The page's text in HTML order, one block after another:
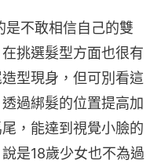
不敢相信自己的雙
挑選髮型方面也很有
型現身，但可別看這
過綁髮的位置提高加
，能達到視覺小臉的
是18歲少女也不為過